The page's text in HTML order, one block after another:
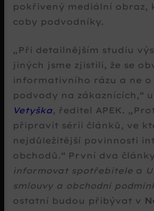
pokřivený mediální obraz,
coby podvodníky.
Při detailnějším studiu
jiných jsme zjistili, že se
informativního rázu a ne
podvody na zákaznících,
Vetyška, ředitel APEK.
připravit sérii článků, ve
nejdůležitější povinnosti
obchodů.“ První dva články
informovat spotřebitele a
smlouvy a obchodní
ostatní budou přibývat v